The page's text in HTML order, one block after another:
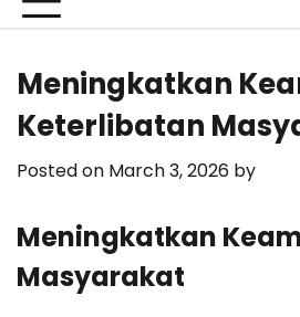
Meningkatkan
Keterlibatan
Posted on March 3, 2026 by
Meningkatkan
Masyarakat